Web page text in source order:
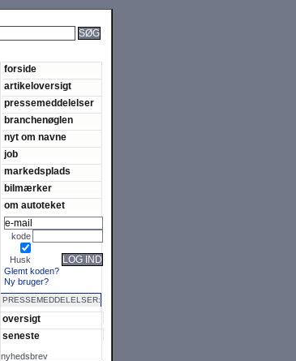
SØG
forside
artikeloversigt
pressemeddelelser
branchenøglen
nyt om navne
job
markedsplads
bilmærker
om autoteket
kode
Husk LOG IND
Glemt koden?
Ny bruger?
PRESSEMEDDELELSER:
oversigt
seneste
nyhedsbrev